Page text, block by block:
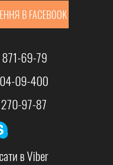
В FACEBOOK
69-79
09-400
97-87
в Viber